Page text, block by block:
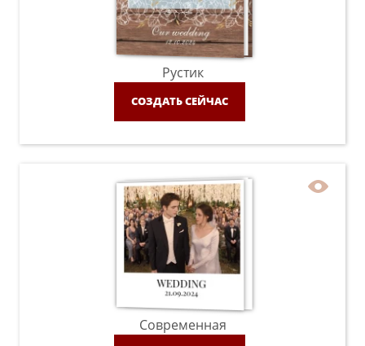
Рустик
СОЗДАТЬ СЕЙЧАС
Современная